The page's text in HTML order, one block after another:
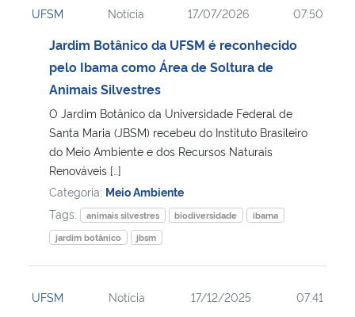
Ministério da Cidadania
Ministério de Minas e Energia
Ministério da Ciência, Tecnologia, Inovações e Comunicações
Ministério do Turismo
Ministério do Desenvolvimento Regional
UFSM Notícia 17/07/2026 07:50
Jardim Botânico da UFSM é reconhecido
pelo Ibama como Área de Soltura de
Animais Silvestres
O Jardim Botânico da Universidade Federal de
Santa Maria (JBSM) recebeu do Instituto Brasileiro
do Meio Ambiente e dos Recursos Naturais
Renováveis […]
Categoria: Meio Ambiente
Tags:
animais silvestres biodiversidade
ibama
jardim botânico
jbsm
UFSM Notícia 17/12/2025 07:41